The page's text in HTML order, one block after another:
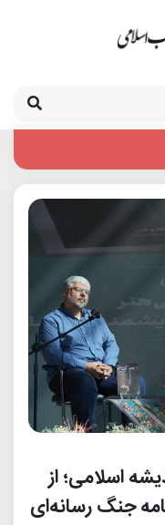
اسلامی؛ از
جنگ رسانه‌ای